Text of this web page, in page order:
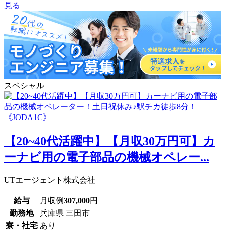
見る
スペシャル
【20~40代活躍中】【月収30万円可】カ
ーナビ用の電子部品の機械オペレー...
UTエージェント株式会社
給与 月収例307,000円
勤務地
兵庫県 三田市
寮・社宅 あり